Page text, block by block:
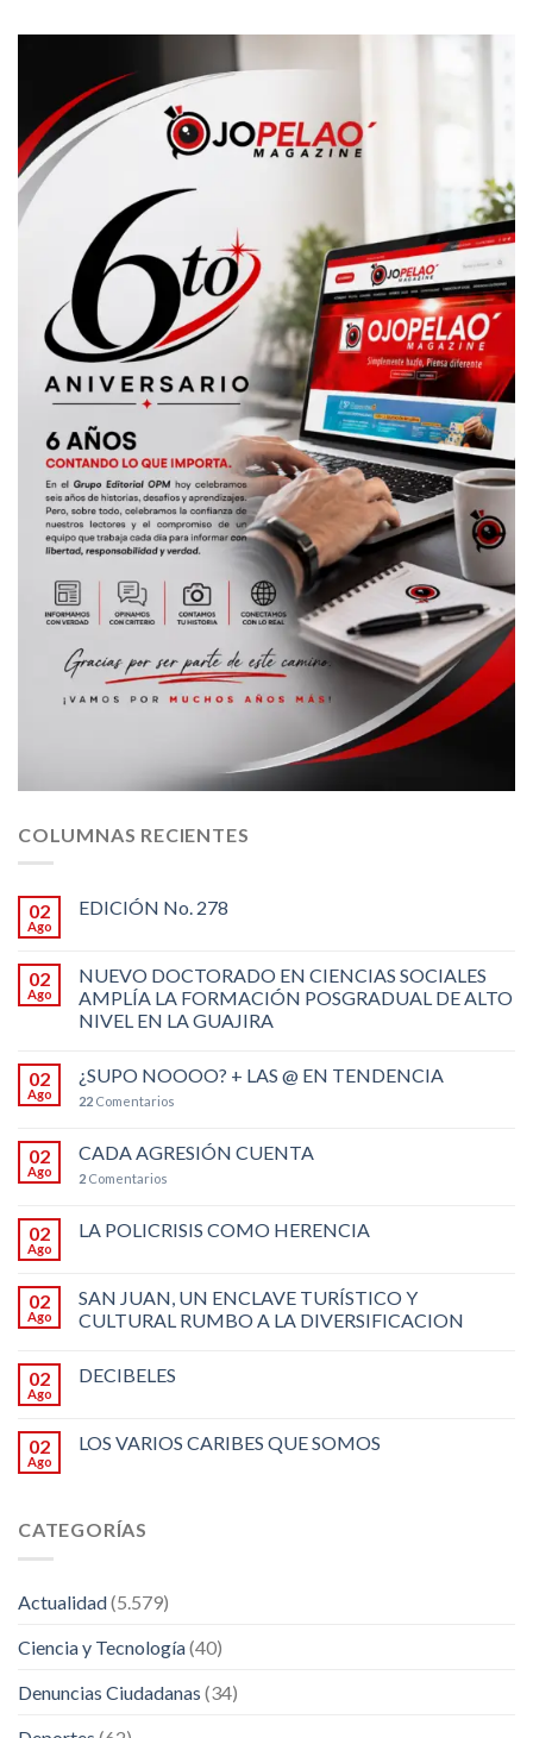
COLUMNAS RECIENTES
02
Ago
EDICIÓN No. 278
02
Ago
NUEVO DOCTORADO EN CIENCIAS SOCIALES
AMPLÍA LA FORMACIÓN POSGRADUAL DE ALTO
NIVEL EN LA GUAJIRA
02
Ago
¿SUPO NOOOO? + LAS @ EN TENDENCIA
22 Comentarios
02
Ago
CADA AGRESIÓN CUENTA
2 Comentarios
02
Ago
LA POLICRISIS COMO HERENCIA
02
Ago
SAN JUAN, UN ENCLAVE TURÍSTICO Y
CULTURAL RUMBO A LA DIVERSIFICACION
02
Ago
DECIBELES
02
Ago
LOS VARIOS CARIBES QUE SOMOS
CATEGORÍAS
Actualidad(5.579)
Ciencia y Tecnología(40)
Denuncias Ciudadanas (34)